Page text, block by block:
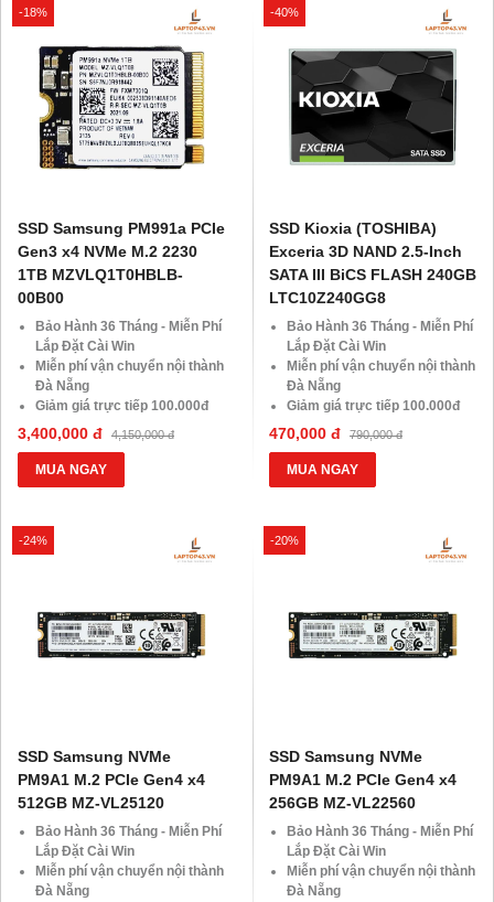
-18%
SSD Samsung PM991a PCIe
Gen3 x4 NVMe M.2 2230
1TB MZVLQ1T0HBLB-
00B00
Bảo Hành 36 Tháng - Miễn Phí
Lắp Đặt Cài Win
Miễn phí vận chuyển nội thành
Đà Nẵng
Giảm giá trực tiếp 100.000đ
đối với khách hàng Áp Dụng
VOCHER Trị Giá 850.000đ
3,400,000 đ 4,150,000 đ
MUA NGAY
-40%
SSD Kioxia (TOSHIBA)
Exceria 3D NAND 2.5-Inch
SATA III BiCS FLASH 240GB
LTC10Z240GG8
Bảo Hành 36 Tháng - Miễn Phí
Lắp Đặt Cài Win
Miễn phí vận chuyển nội thành
Đà Nẵng
Giảm giá trực tiếp 100.000đ
đối với khách hàng Áp Dụng
VOCHER Trị Giá 850.000đ
470,000 đ 790,000 đ
MUA NGAY
-24%
SSD Samsung NVMe
PM9A1 M.2 PCIe Gen4 x4
512GB MZ-VL25120
Bảo Hành 36 Tháng - Miễn Phí
Lắp Đặt Cài Win
Miễn phí vận chuyển nội thành
Đà Nẵng
-20%
SSD Samsung NVMe
PM9A1 M.2 PCIe Gen4 x4
256GB MZ-VL22560
Bảo Hành 36 Tháng - Miễn Phí
Lắp Đặt Cài Win
Miễn phí vận chuyển nội thành
Đà Nẵng